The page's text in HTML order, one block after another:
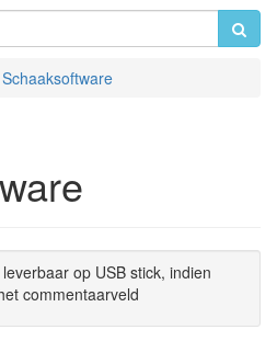
Schaaksoftware
op USB stick, indien
commentaarveld